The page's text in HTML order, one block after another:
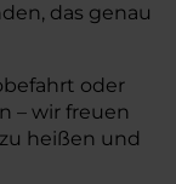
das genau
oder
– wir freuen
heißen und